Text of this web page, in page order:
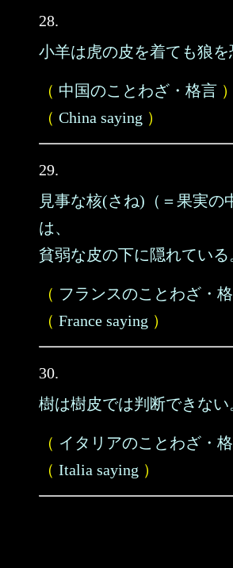
28.
小羊は虎の皮を着ても狼を
（ 中国のことわざ・格言 ）
（ China saying ）
29.
見事な核(さね)（＝果実の
は、
貧弱な皮の下に隠れている
（ フランスのことわざ・
（ France saying ）
30.
樹は樹皮では判断できない
（ イタリアのことわざ・
（ Italia saying ）